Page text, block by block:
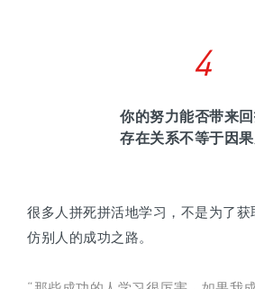
4
你的努力能否带来回
存在关系不等于因
很多人拼死拼活地学习，不是为了
仿别人的成功之路。